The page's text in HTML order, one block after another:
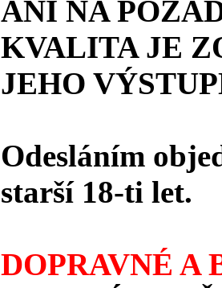
ANI NA
KVALITA JE
JEHO
Odesláním
starší 18-ti let.
DOPRAVNÉ A